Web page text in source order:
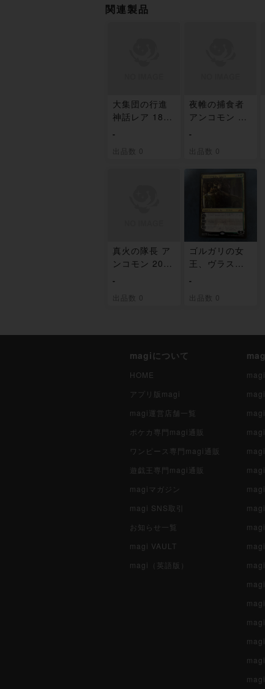
関連製品
大集団の行進
神話レア 188/
-
出品数 0
夜帷の捕食者
アンコモン 19
-
出品数 0
真火の隊長 ア
ンコモン 209/
-
出品数 0
ゴルガリの女
王、ヴラスカ
-
出品数 0
magiについて
HOME
アプリ版magi
magi運営店舗一覧
ポケカ専門magi通販
ワンピース専門magi通販
遊戯王専門magi通販
magiマガジン
magi SNS取引
お知らせ一覧
magi VAULT
magi（英語版）